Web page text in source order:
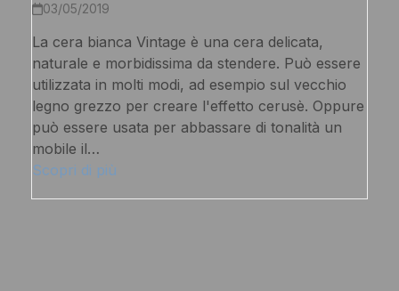
03/05/2019
La cera bianca Vintage è una cera delicata,
naturale e morbidissima da stendere. Può essere
utilizzata in molti modi, ad esempio sul vecchio
legno grezzo per creare l'effetto cerusè. Oppure
può essere usata per abbassare di tonalità un
mobile il…
Scopri di più